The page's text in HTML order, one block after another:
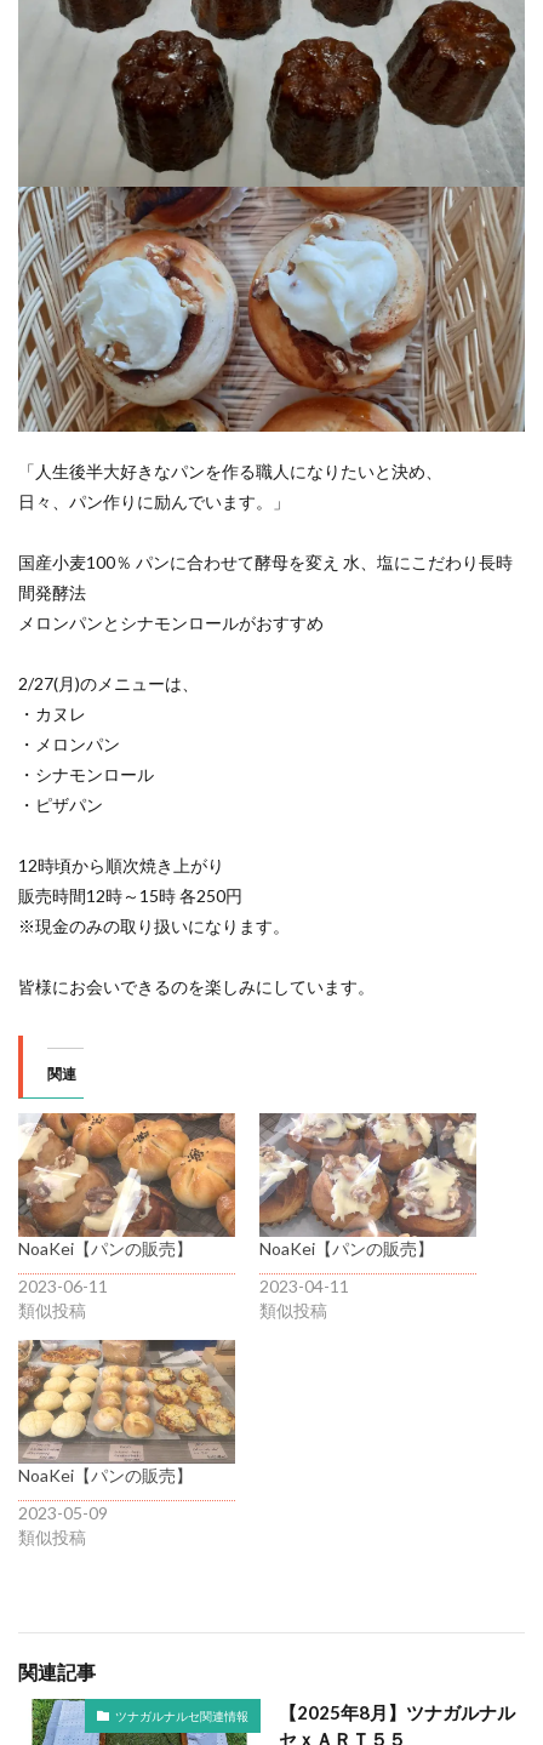
「人生後半大好きなパンを作る職人になりたいと決め、
日々、パン作りに励んでいます。」
国産小麦100％ パンに合わせて酵母を変え 水、塩にこだわり長時
間発酵法
メロンパンとシナモンロールがおすすめ
2/27(月)のメニューは、
・カヌレ
・メロンパン
・シナモンロール
・ピザパン
12時頃から順次焼き上がり
販売時間12時～15時 各250円
※現金のみの取り扱いになります。
皆様にお会いできるのを楽しみにしています。
関連
NoaKei【パンの販売】
2023-06-11
類似投稿
NoaKei【パンの販売】
2023-04-11
類似投稿
NoaKei【パンの販売】
2023-05-09
類似投稿
関連記事
ツナガルナルセ関連情報
【2025年8月】ツナガルナル
セｘＡＲＴ５５